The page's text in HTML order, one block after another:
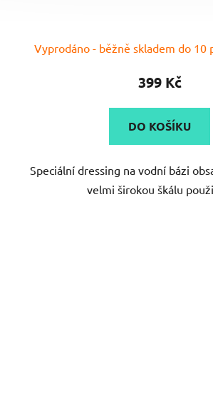
hodnocení
produktu
4,9
z
hvězdiček.
Vyprodáno - běžně skladem do 10
399 Kč
DO KOŠÍKU
Speciální dressing na vodní bázi
velmi širokou škálu